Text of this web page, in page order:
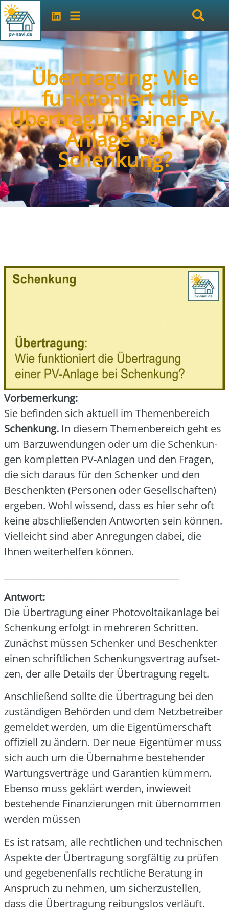
Übertragung: Wie
funktioniert die
Übertragung einer PV-
Anlage bei
Schenkung?
Vor­be­mer­kung:
Sie befin­den sich aktu­ell im The­men­be­reich
Schen­kung. In die­sem The­men­be­reich geht es
um Bar­zu­wen­dun­gen oder um die Schen­kun­
gen kom­plet­ten PV-Anla­gen und den Fra­gen,
die sich dar­aus für den Schen­ker und den
Beschenk­ten (Per­so­nen oder Gesell­schaf­ten)
erge­ben. Wohl wis­send, dass es hier sehr oft
kei­ne abschlie­ßen­den Ant­wor­ten sein kön­nen.
Viel­leicht sind aber Anre­gun­gen dabei, die
Ihnen wei­ter­hel­fen kön­nen.
Ant­wort:
Die Über­tra­gung einer Pho­to­vol­ta­ik­an­la­ge bei
Schen­kung erfolgt in meh­re­ren Schrit­ten.
Zunächst müs­sen Schen­ker und Beschenk­ter
einen schrift­li­chen Schen­kungs­ver­trag auf­set­
zen, der alle Details der Über­tra­gung regelt.
Anschlie­ßend soll­te die Über­tra­gung bei den
zustän­di­gen Behör­den und dem Netz­be­trei­ber
gemel­det wer­den, um die Eigen­tü­mer­schaft
offi­zi­ell zu ändern. Der neue Eigen­tü­mer muss
sich auch um die Über­nah­me bestehen­der
War­tungs­ver­trä­ge und Garan­tien küm­mern.
Eben­so muss geklärt wer­den, inwie­weit
bestehen­de Finan­zie­run­gen mit über­nom­men
wer­den müs­sen
Es ist rat­sam, alle recht­li­chen und tech­ni­schen
Aspek­te der Über­tra­gung sorg­fäl­tig zu prü­fen
und gege­be­nen­falls recht­li­che Bera­tung in
Anspruch zu neh­men, um sicher­zu­stel­len,
dass die Über­tra­gung rei­bungs­los ver­läuft.